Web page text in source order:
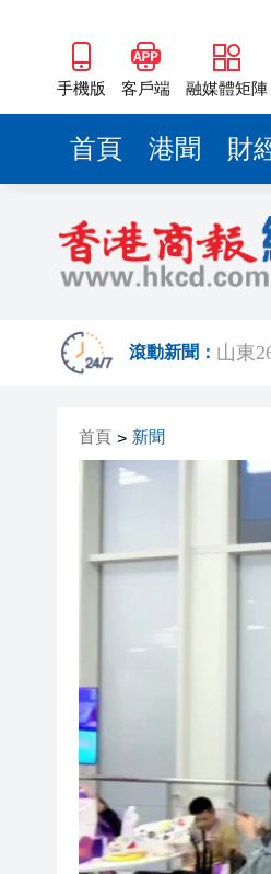
手機版 客戶端 融媒體矩陣
首頁 港聞 財
滾動新聞：
黎智
騰出
50餘
梁振
2025
瀋陽
海南
梁振
山東
瀋陽
首頁 > 新聞